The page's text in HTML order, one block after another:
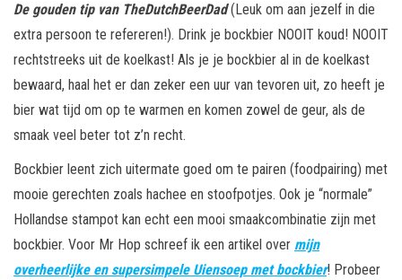
De gouden tip van TheDutchBeerDad(Leuk om aan jezelf in die
extra persoon te refereren!). Drink je bockbier NOOIT koud! NOOIT
rechtstreeks uit de koelkast! Als je je bockbier al in de koelkast
bewaard, haal het er dan zeker een uur van tevoren uit, zo heeft je
bier wat tijd om op te warmen en komen zowel de geur, als de
smaak veel beter tot z’n recht.
Bockbier leent zich uitermate goed om te pairen (foodpairing) met
mooie gerechten zoals hachee en stoofpotjes. Ook je “normale”
Hollandse stampot kan echt een mooi smaakcombinatie zijn met
bockbier. Voor Mr Hop schreef ik een artikel over mijn
overheerlijke en supersimpele Uiensoep met bockbier! Probeer